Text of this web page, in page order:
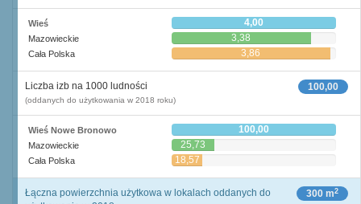
Wieś 4,00
Mazowieckie 3,38
Cała Polska 3,86
100,00
Liczba izb na 1000 ludności
(oddanych do użytkowania w 2018 roku)
Wieś Nowe Bronowo 100,00
Mazowieckie 25,73
Cała Polska 18,57
300 m2
Łączna powierzchnia użytkowa w lokalach oddanych do